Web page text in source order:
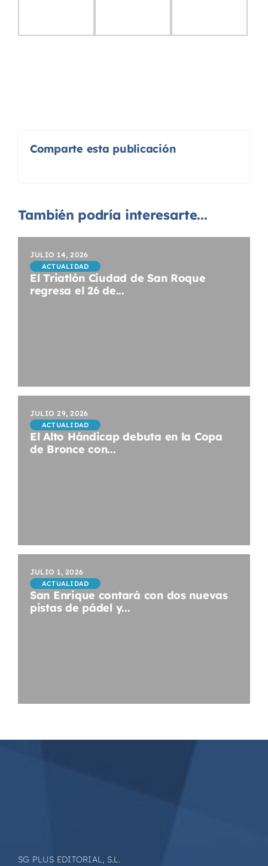
Comparte esta publicación
También podría interesarte...
JULIO 14, 2026
ACTUALIDAD
El Triatlón Ciudad de San Roque
regresa el 26 de...
JULIO 29, 2026
ACTUALIDAD
El Alto Hándicap debuta en la Copa
de Bronce con...
JULIO 1, 2026
ACTUALIDAD
San Enrique contará con dos nuevas
pistas de pádel y...
SG PLUS EDITORIAL, S.L.